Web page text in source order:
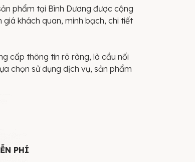
phẩm tại Bình Dương được cộng
khách quan, minh bạch, chi tiết
cấp thông tin rõ ràng, là cầu nối
chọn sử dụng dịch vụ, sản phẩm
PHÍ